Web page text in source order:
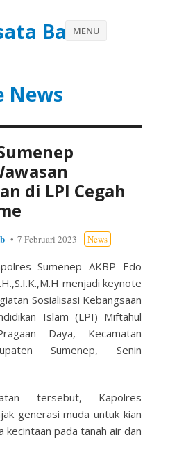
Batu
News
MENU
di LPI Cegah
7 Februari 2023 News
Sumenep AKBP Edo
menjadi keynote
Sosialisasi Kebangsaan
Islam (LPI) Miftahul
Daya, Kecamatan
Sumenep, Senin
tersebut, Kapolres
generasi muda untuk kian
kecintaan pada tanah air dan